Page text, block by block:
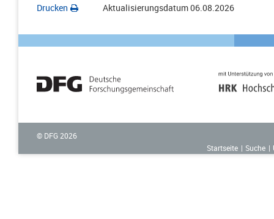
Drucken Aktualisierungsdatum06.08.2026
© DFG 2026
Startseite
Suche